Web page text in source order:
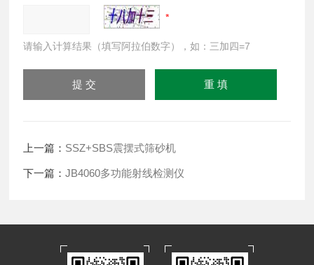
请输入计算结果（填写阿拉伯数字），如：三加四=7
上一篇： SSZ+SBS震摆式筛砂机
下一篇：JB4060多功能射线检测仪